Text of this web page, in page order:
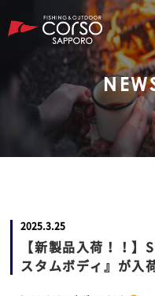
2025.3.25
【新製品入荷！！
スタムボディ』が入